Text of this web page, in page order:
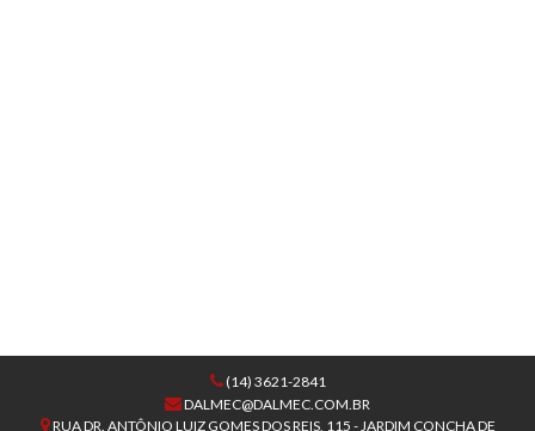
(14) 3621-2841
DALMEC@DALMEC.COM.BR
RUA DR. ANTÔNIO LUIZ GOMES DOS REIS, 115 - JARDIM CONCHA DE